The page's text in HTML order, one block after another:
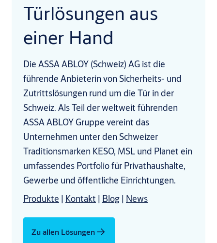
Türlösungen aus
einer Hand
Die ASSA ABLOY (Schweiz) AG ist die
führende Anbieterin von Sicherheits- und
Zutrittslösungen rund um die Tür in der
Schweiz. Als Teil der weltweit führenden
ASSA ABLOY Gruppe vereint das
Unternehmen unter den Schweizer
Traditionsmarken KESO, MSL und Planet ein
umfassendes Portfolio für Privathaushalte,
Gewerbe und öffentliche Einrichtungen.
Produkte | Kontakt | Blog | News
Zu allen Lösungen